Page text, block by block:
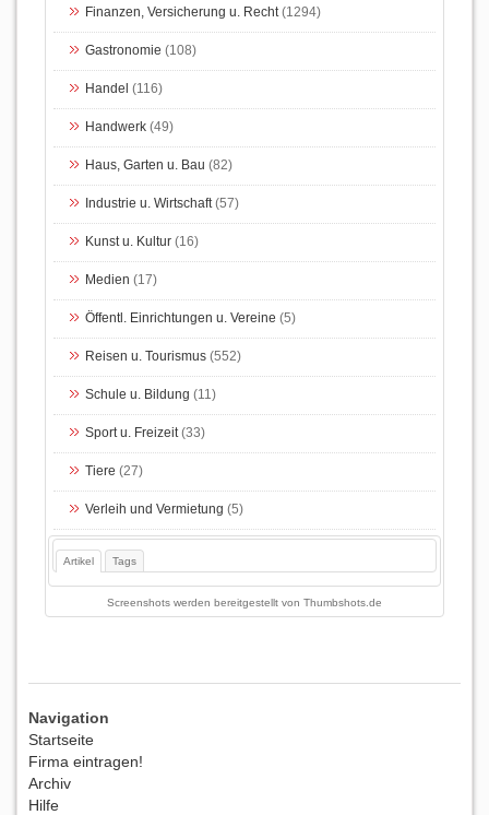
Finanzen, Versicherung u. Recht(1294)
Gastronomie (108)
Handel (116)
Handwerk (49)
Haus, Garten u. Bau (82)
Industrie u. Wirtschaft(57)
Kunst u. Kultur (16)
Medien (17)
Öffentl. Einrichtungen u. Vereine (5)
Reisen u. Tourismus (552)
Schule u. Bildung (11)
Sport u. Freizeit(33)
Tiere (27)
Verleih und Vermietung (5)
Artikel Tags
Screenshots werden bereitgestellt von Thumbshots.de
Navigation
Startseite
Firma eintragen!
Archiv
Hilfe